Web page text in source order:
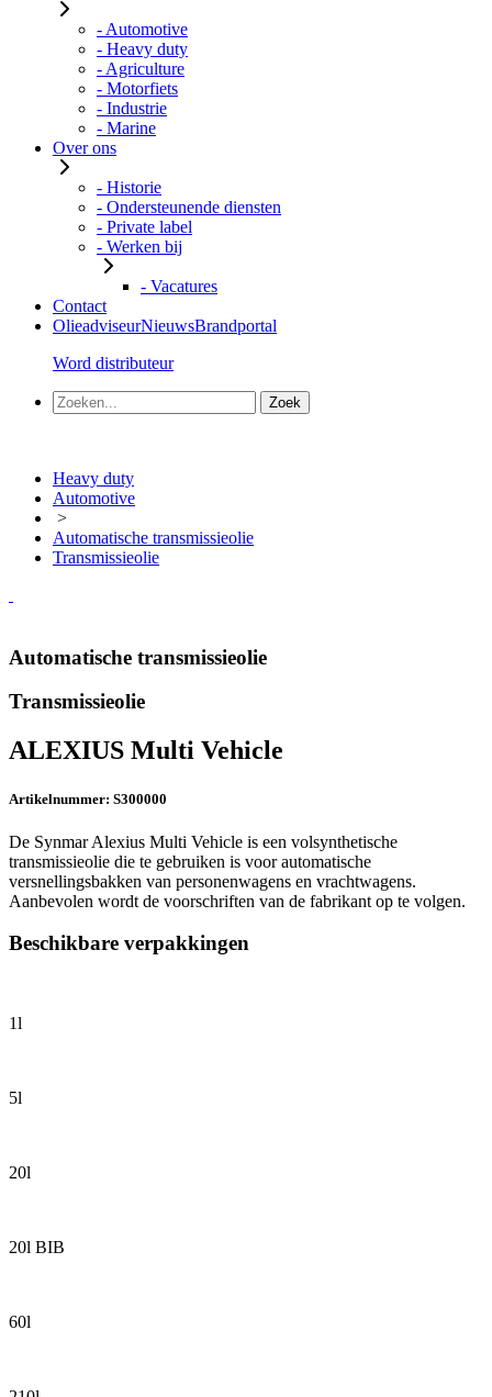
- Automotive
- Heavy duty
- Agriculture
- Motorfiets
- Industrie
- Marine
Over ons
- Historie
- Ondersteunende diensten
- Private label
- Werken bij
- Vacatures
Contact
OlieadviseurNieuwsBrandportal
Word distributeur
Heavy duty
Automotive
>
Automatische transmissieolie
Transmissieolie
Automatische transmissieolie
Transmissieolie
ALEXIUS Multi Vehicle
Artikelnummer: S300000
De Synmar Alexius Multi Vehicle is een volsynthetische
transmissieolie die te gebruiken is voor automatische
versnellingsbakken van personenwagens en vrachtwagens.
Aanbevolen wordt de voorschriften van de fabrikant op te volgen.
Beschikbare verpakkingen
1l
5l
20l
20l BIB
60l